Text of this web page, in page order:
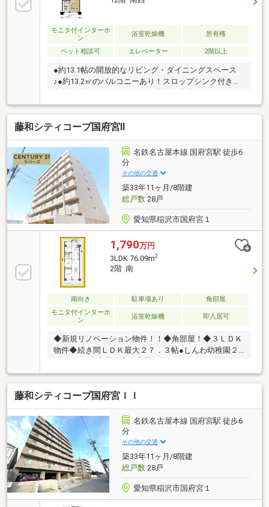
モニタ付インターホ
ン
浴室乾燥機 所有権
ペット相談可 エレベーター 2階以上
●約13.1帖の開放的なリビング・ダイニングスペース
♪●約13.2㎡のバルコニーあり！スロップシンク付きで
ングができます♪●バルコニーから、濃尾平野を一望で
きる眺望をお楽しみいただけます！●全居室収納・確
保！●横長キッチンでお料理楽々♪●普段使わない季節
物もたっぷり収納可能なウォークインクローゼットあ
り！
藤和シティコープ国府宮Ⅱ
名鉄名古屋本線 国府宮駅 徒歩6
分
その他の交通
築33年11ヶ月/8階建
総戸数28戸
愛知県稲沢市国府宮１
1,790万円
3LDK 76.09m2
2階 南
南向き 駐車場あり
角部屋
モニタ付インターホ
ン
浴室乾燥機 即入居可
◆新規リノベーション物件！！◆角部屋！◆３ＬＤＫ
物件◆続き間ＬＤＫ最大２７．３帖●しんわ幼稚園２
３００ｍ●稲沢中学校７００ｍ●カネスエ４８０ｍ●セ
ブンイレブン３６０ｍ●ヘルスバンク６００ｍ●こうの
みやクリニック４３０ｍ●北出公園５５０ｍ≪令和７
年１０月リノベーション済≫・システムキッチン新
品・お風呂新品・トイレ新品・洗面台新品・建具新
品・クロス張替・床材貼替・配管更新・ハウスクリー
ニング
藤和シティコープ国府宮ＩＩ
名鉄名古屋本線 国府宮駅 徒歩6
分
その他の交通
築33年11ヶ月/8階建
総戸数28戸
愛知県稲沢市国府宮１